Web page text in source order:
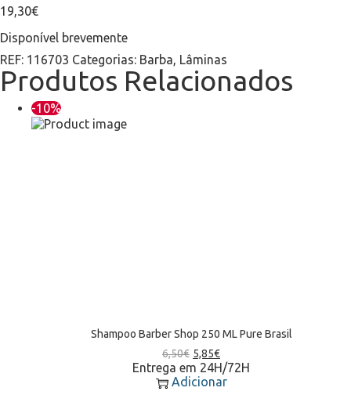
19,30€
Disponível brevemente
REF: 116703 Categorias: Barba, Lâminas
Produtos Relacionados
-10%
Shampoo Barber Shop 250 ML Pure Brasil
6,50€ 5,85€
Entrega em 24H/72H
Adicionar